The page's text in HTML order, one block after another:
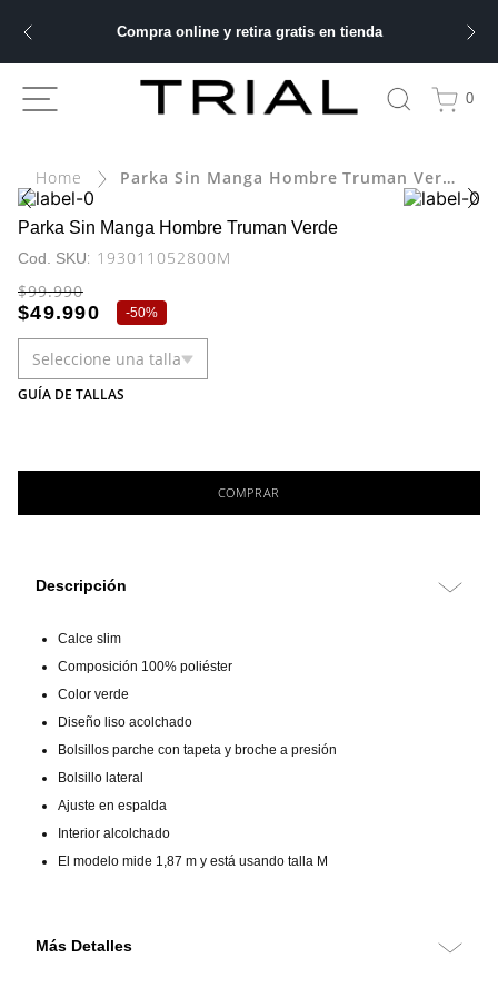
Compra online y retira gratis en tienda
0
Parka Sin Manga Hombre Truman Verde
Parka Sin Manga Hombre Truman Verde
: 193011052800M
$99.990
$49.990 -50%
Seleccione una talla
GUÍA DE TALLAS
COMPRAR
Descripción
Calce slim
Composición 100% poliéster
Color verde
Diseño liso acolchado
Bolsillos parche con tapeta y broche a presión
Bolsillo lateral
Ajuste en espalda
Interior alcolchado
El modelo mide 1,87 m y está usando talla M
Más Detalles
BUSCADOS